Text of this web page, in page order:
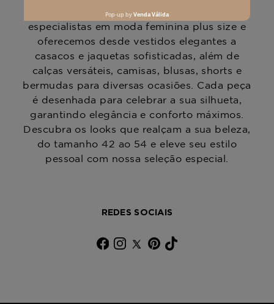
feminina brilha com estilo único. Somos
especialistas em moda feminina plus size e
oferecemos desde vestidos elegantes a
casacos e jaquetas sofisticadas, além de
calças versáteis, camisas, blusas, shorts e
bermudas para diversas ocasiões. Cada peça
é desenhada para celebrar a sua silhueta,
garantindo elegância e conforto máximos.
Descubra os looks que realçam a sua beleza,
do tamanho 42 ao 54 e eleve seu estilo
pessoal com nossa seleção especial.
REDES SOCIAIS